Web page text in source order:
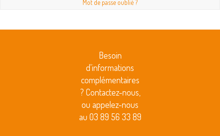
Mot de passe oublié ?
Besoin
d'informations
complémentaires
? Contactez-nous,
ou appelez-nous
au 03 89 56 33 89